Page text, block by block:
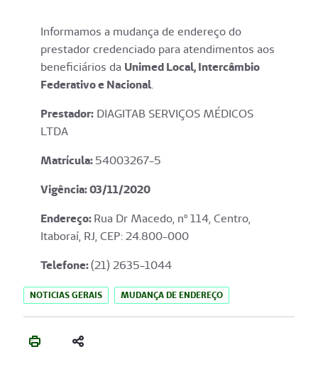
Informamos a mudança de endereço do
prestador credenciado para atendimentos aos
beneficiários da Unimed Local, Intercâmbio
Federativo e Nacional.
Prestador: DIAGITAB SERVIÇOS MÉDICOS
LTDA
Matrícula:54003267-5
Vigência: 03/11/2020
Endereço:Rua Dr Macedo, nº 114, Centro,
Itaboraí, RJ, CEP: 24.800-000
Telefone:(21) 2635-1044
NOTICIAS GERAIS MUDANÇA DE ENDEREÇO